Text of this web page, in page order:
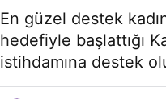
En güzel destek
hedefiyle başlattığı
istihdamına destek